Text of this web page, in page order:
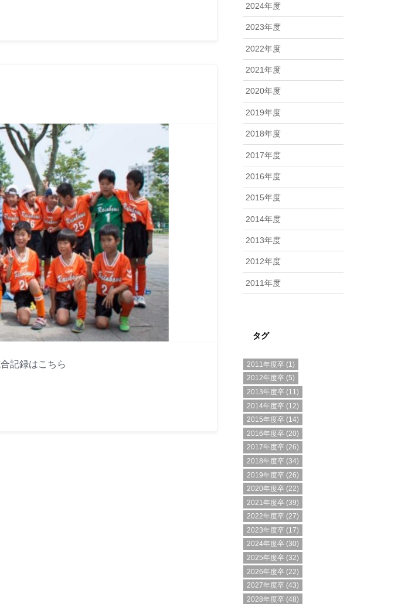
記録はこちら
2024年度
2023年度
2022年度
2021年度
2020年度
2019年度
2018年度
2017年度
2016年度
2015年度
2014年度
2013年度
2012年度
2011年度
タグ
2011年度卒 (1)
2012年度卒 (5)
2013年度卒 (11)
2014年度卒 (12)
2015年度卒 (14)
2016年度卒 (20)
2017年度卒 (26)
2018年度卒 (34)
2019年度卒 (26)
2020年度卒 (22)
2021年度卒 (39)
2022年度卒 (27)
2023年度卒 (17)
2024年度卒 (30)
2025年度卒 (32)
2026年度卒 (22)
2027年度卒 (43)
2028年度卒 (48)